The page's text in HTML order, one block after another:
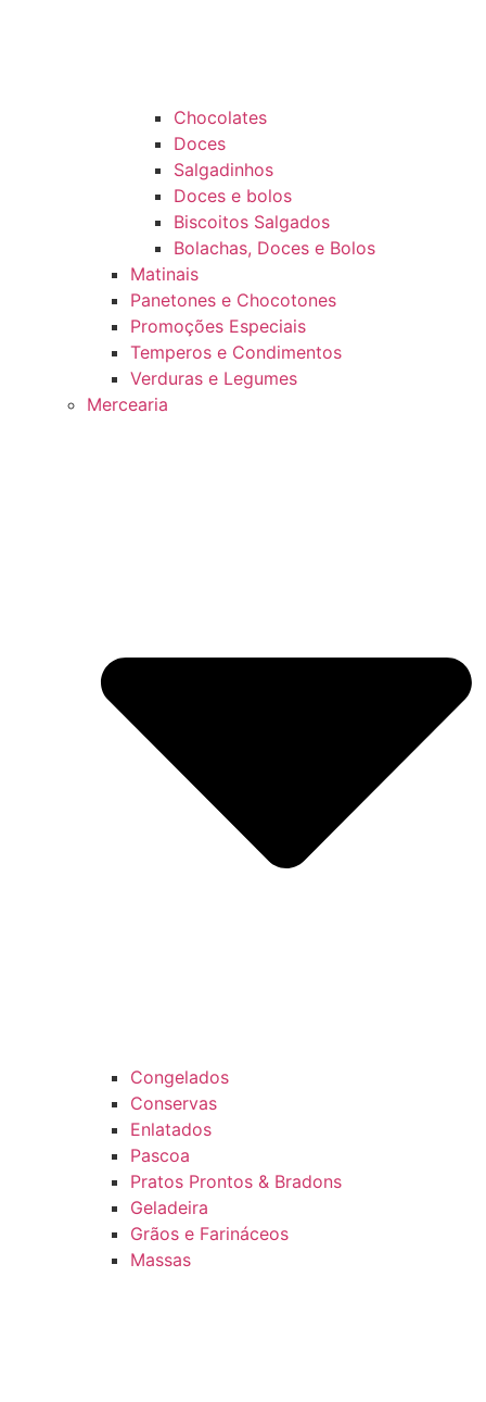
Chocolates
Doces
Salgadinhos
Doces e bolos
Biscoitos Salgados
Bolachas, Doces e Bolos
Matinais
Panetones e Chocotones
Promoções Especiais
Temperos e Condimentos
Verduras e Legumes
Mercearia
Congelados
Conservas
Enlatados
Pascoa
Pratos Prontos & Bradons
Geladeira
Grãos e Farináceos
Massas